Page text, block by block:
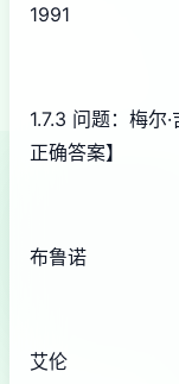
1991
1.7.3 问题：梅尔
正确答案】
布鲁诺
艾伦